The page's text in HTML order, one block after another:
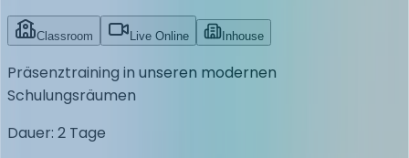
Classroom Live Online Inhouse
Präsenztraining in unseren modernen
Schulungsräumen
Dauer: 2 Tage